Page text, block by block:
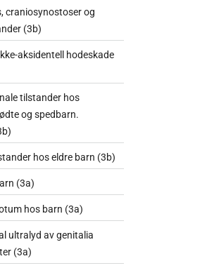
craniosynostoser og
(3b)
aksidentell hodeskade
tilstander hos
og spedbarn.
hos eldre barn (3b)
(3a)
hos barn (3a)
ultralyd av genitalia
(3a)